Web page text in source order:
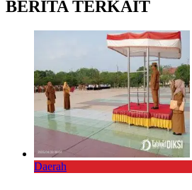
BERITA TERKAIT
Daerah